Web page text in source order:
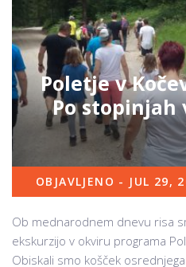
Poletje v
Po
OBJAVLJENO - JUL 29,
Ob mednarodnem dnevu risa
ekskurzijo v okviru programa
Obiskali smo košček